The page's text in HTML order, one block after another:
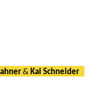
& Kai Schneider